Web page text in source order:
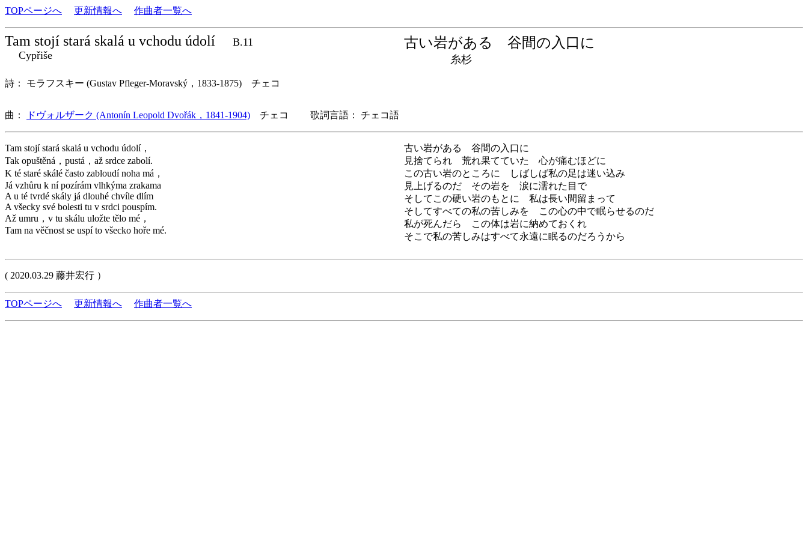
TOPページへ 更新情報へ 作曲者一覧へ
Tam stojí stará skalá u vchodu údolí
B.11
Cypřiše
古い岩がある 谷間の入口に
糸杉
詩： モラフスキー (Gustav Pfleger-Moravský，1833-1875) チェコ
曲： ドヴォルザーク (Antonín Leopold Dvořák，1841-1904) チェコ 歌詞言語： チェコ語
Tam stojí stará skalá u vchodu údolí，
Tak opuštěná，pustá，až srdce zabolí.
K té staré skálé často zabloudí noha má，
Já vzhůru k ní pozírám vlhkýma zrakama
A u té tvrdé skály já dlouhé chvíle dlím
A všecky své bolesti tu v srdci pouspím.
Až umru，v tu skálu uložte tělo mé，
Tam na věčnost se uspí to všecko hoře mé.
古い岩がある 谷間の入口に
見捨てられ 荒れ果てていた 心が痛むほどに
この古い岩のところに しばしば私の足は迷い込み
見上げるのだ その岩を 涙に濡れた目で
そしてこの硬い岩のもとに 私は長い間留まって
そしてすべての私の苦しみを この心の中で眠らせるのだ
私が死んだら この体は岩に納めておくれ
そこで私の苦しみはすべて永遠に眠るのだろうから
( 2020.03.29 藤井宏行 ）
TOPページへ 更新情報へ 作曲者一覧へ